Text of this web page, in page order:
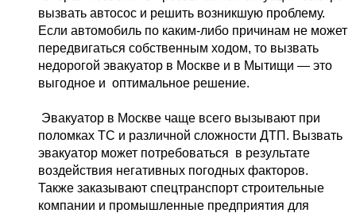
Если автомобиль по каким-либо причинам не может
передвигаться собственным ходом, то вызвать
недорогой эвакуатор в Москве и в Мытищи — это
выгодное и оптимальное решение.
поломках ТС и различной сложности ДТП. Вызвать
эвакуатор может потребоваться  в результате
воздействия негативных погодных факторов.
Также заказывают спецтранспорт строительные
компании и промышленные предприятия для